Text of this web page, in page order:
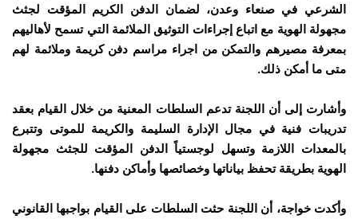
الشرعي في صنعاء وعدن، لضمان الدفن الكريم المؤقت لجثث
مجهولة الهوية مع اتباع إجراءات التوثيق الملائمة التي تسمح لأهاليهم
بمعرفة مصيرهم والتمكن من اجراء مراسم دفن كريمة وملائمة لهم
متى ما أمكن ذلك.
وأشارت إلى أن اللجنة تدعم السلطات المعنية من خلال القيام بعقد
تدريبات فنية في مجال الإدارة السليمة والكريمة للموتى وتتبرع
بالمعدات اللازمة وتسهل لوجستياً الدفن المؤقت للجثث مجهولة
الهوية بطريقة تحفظ بياناتها وخصائصها وأماكن دفنها.
وأكدت خواجة، أن اللجنة حثت السلطات على القيام بواجبها القانوني